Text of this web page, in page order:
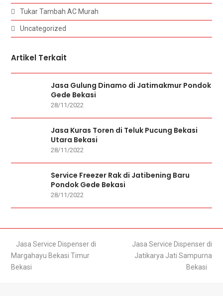
Tukar Tambah AC Murah
Uncategorized
Artikel Terkait
Jasa Gulung Dinamo di Jatimakmur Pondok
Gede Bekasi
28/11/2022
Jasa Kuras Toren di Teluk Pucung Bekasi
Utara Bekasi
28/11/2022
Service Freezer Rak di Jatibening Baru
Pondok Gede Bekasi
28/11/2022
previous
post:
Jasa Service Dispenser di
Margahayu Bekasi Timur
Bekasi
next
post:
Jasa Service Dispenser di
Jatikarya Jati Sampurna
Bekasi